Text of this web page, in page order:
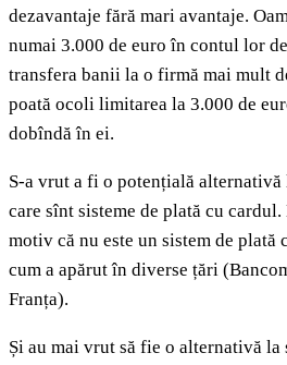
dezavantaje fără mari avantaje.
numai 3.000 de euro în contul lor
transfera banii la o firmă mai mult
poată ocoli limitarea la 3.000 de
dobîndă în ei.
S-a vrut a fi o potențială alternativă
care sînt sisteme de plată cu
motiv că nu este un sistem de plată
cum a apărut în diverse țări
Franța).
Și au mai vrut să fie o alternativă